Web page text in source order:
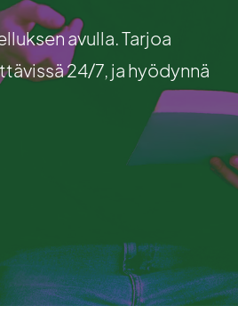
avulla. Tarjoa
24/7, ja hyödynnä